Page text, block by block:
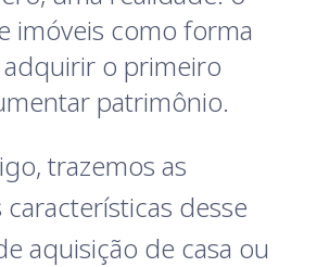
imóveis como forma
adquirir o primeiro
patrimônio.
trazemos as
desse
aquisição de casa ou